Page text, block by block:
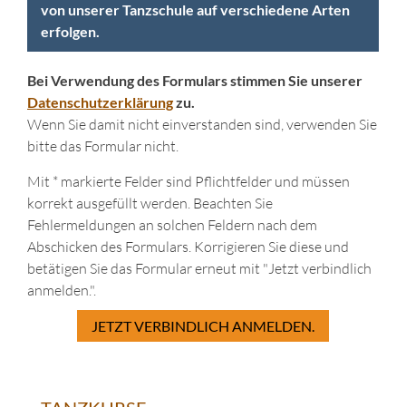
von unserer Tanzschule auf verschiedene Arten
erfolgen.
Bei Verwendung des Formulars stimmen Sie unserer
Datenschutzerklärungzu.
Wenn Sie damit nicht einverstanden sind, verwenden Sie
bitte das Formular nicht.
Mit * markierte Felder sind Pflichtfelder und müssen
korrekt ausgefüllt werden. Beachten Sie
Fehlermeldungen an solchen Feldern nach dem
Abschicken des Formulars. Korrigieren Sie diese und
betätigen Sie das Formular erneut mit "Jetzt verbindlich
anmelden.".
JETZT VERBINDLICH ANMELDEN.